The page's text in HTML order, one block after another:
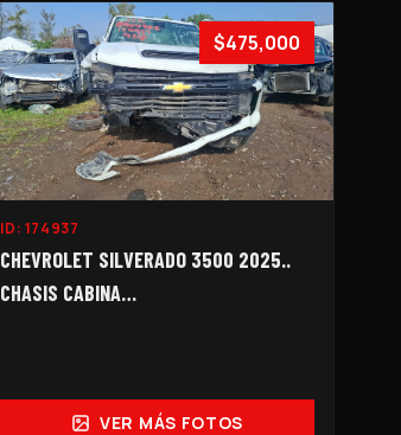
$475,000
ID: 174937
CHEVROLET SILVERADO 3500 2025..
CHASIS CABINA…
VER MÁS FOTOS